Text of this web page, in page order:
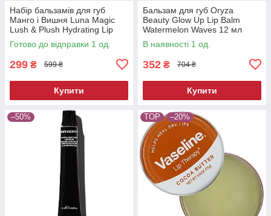
Набір бальзамів для губ
Манго і Вишня Luna Magic
Lush & Plush Hydrating Lip
Balm Duo Mango Cherry 2 х
15 мл
Готово до відправки 1 од.
299 ₴ 599 ₴
Купити
Бальзам для губ Oryza
Beauty Glow Up Lip Balm
Watermelon Waves 12 мл
В наявності 1 од.
352 ₴ 704 ₴
Купити
–50% TOP –20%